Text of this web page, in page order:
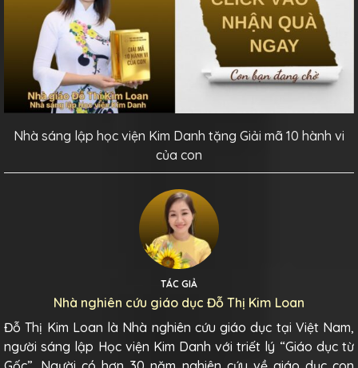
Nhà sáng lập học viện Kim Danh tặng Giải mã 10 hành vi
của con
TÁC GIẢ
Nhà nghiên cứu giáo dục Đỗ Thị Kim Loan
Đỗ Thị Kim Loan là Nhà nghiên cứu giáo dục tại Việt Nam,
người sáng lập Học viện Kim Danh với triết lý “Giáo dục từ